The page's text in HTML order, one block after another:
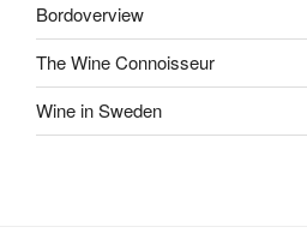
Bordoverview
The Wine Connoisseur
Wine in Sweden